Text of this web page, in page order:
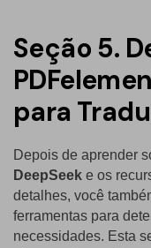
Seção 5.
para
Depois de aprender
DeepSeek e os
detalhes, você
ferramentas para
necessidades. Esta